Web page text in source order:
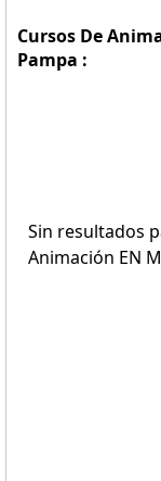
Cursos De
Pampa :
Sin resultados
Animación EN